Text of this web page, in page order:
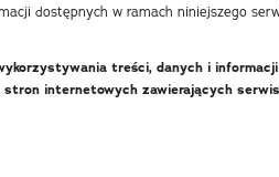
dostępnych w ramach niniejszego
treści, danych i
internetowych zawierających